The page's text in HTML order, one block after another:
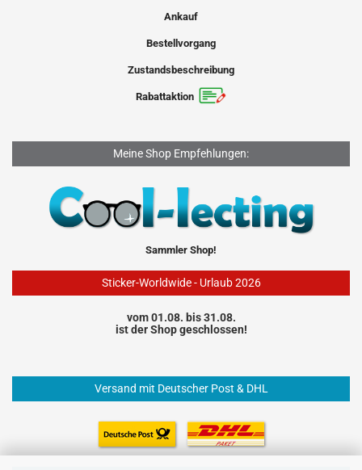
Ankauf
Bestellvorgang
Zustandsbeschreibung
Rabattaktion
Meine Shop Empfehlungen:
Sammler Shop!
Sticker-Worldwide - Urlaub 2026
vom 01.08. bis 31.08.
ist der Shop geschlossen!
Versand mit Deutscher Post & DHL